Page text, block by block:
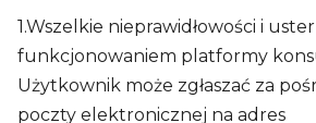
1.Wszelkie nieprawidłowości i
funkcjonowaniem platformy
Użytkownik może zgłaszać za
poczty elektronicznej na adres